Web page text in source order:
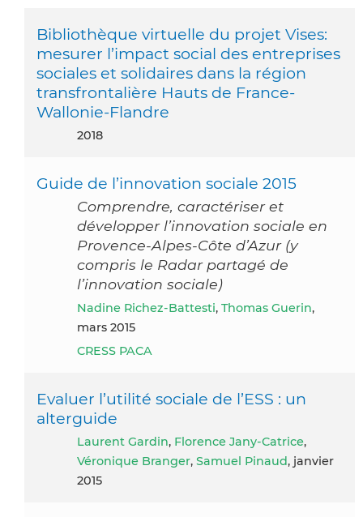
Bibliothèque virtuelle du projet Vises:
mesurer l’impact social des entreprises
sociales et solidaires dans la région
transfrontalière Hauts de France-
Wallonie-Flandre
2018
Guide de l’innovation sociale 2015
Comprendre, caractériser et
développer l’innovation sociale en
Provence-Alpes-Côte d’Azur (y
compris le Radar partagé de
l’innovation sociale)
Nadine Richez-Battesti, Thomas Guerin,
mars 2015
CRESS PACA
Evaluer l’utilité sociale de l’ESS : un
alterguide
Laurent Gardin, Florence Jany-Catrice,
Véronique Branger, Samuel Pinaud, janvier
2015